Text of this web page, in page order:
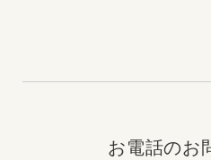
お電話のお